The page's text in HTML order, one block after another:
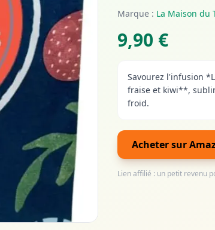
Marque : La Maison du
9,90 €
Savourez l'infusion
fraise et kiwi**,
froid.
Acheter sur
Lien affilié : un petit revenu